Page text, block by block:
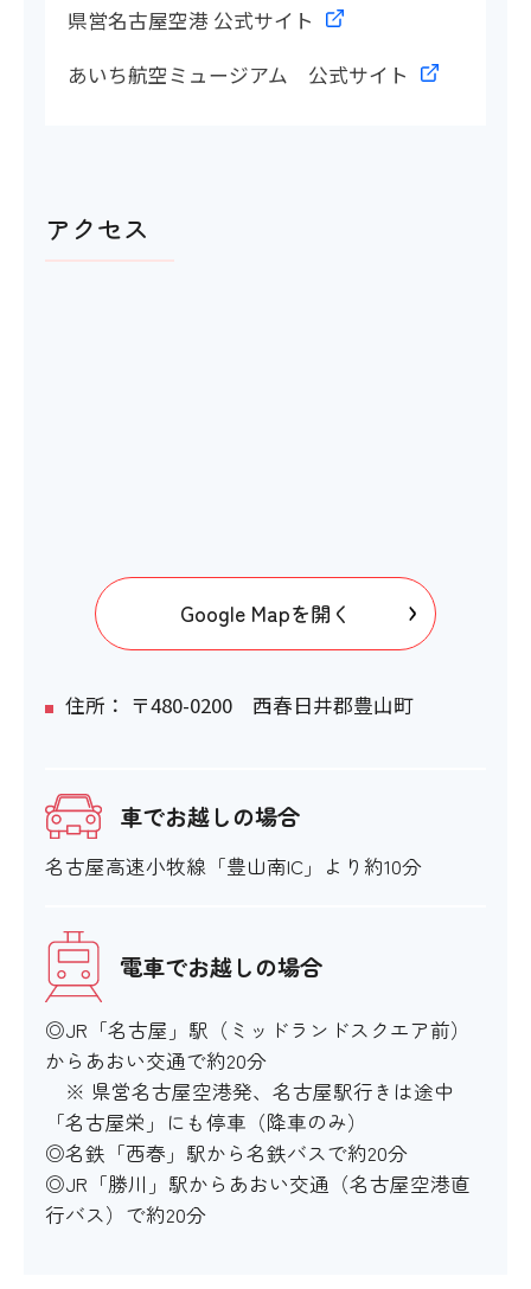
多目的トイレ
〇
〇
オストメイト対応
〇
館内移動について
アイコンの説明
階段・段差
県営名古屋空港 公式サイト
あいち航空ミュージアム 公式サイト
アクセス
Google Mapを開く
住所： 〒480-0200 西春日井郡豊山町
車でお越しの場合
名古屋高速小牧線「豊山南IC」より約10分
電車でお越しの場合
◎JR「名古屋」駅（ミッドランドスクエア前）
からあおい交通で約20分
※ 県営名古屋空港発、名古屋駅行きは途中
「名古屋栄」にも停車（降車のみ）
◎名鉄「西春」駅から名鉄バスで約20分
◎JR「勝川」駅からあおい交通（名古屋空港直
行バス）で約20分